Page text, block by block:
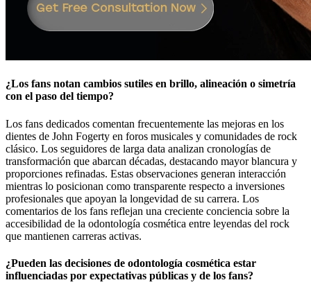
¿Los fans notan cambios sutiles en brillo, alineación o simetría
con el paso del tiempo?
Los fans dedicados comentan frecuentemente las mejoras en los
dientes de John Fogerty en foros musicales y comunidades de rock
clásico. Los seguidores de larga data analizan cronologías de
transformación que abarcan décadas, destacando mayor blancura y
proporciones refinadas. Estas observaciones generan interacción
mientras lo posicionan como transparente respecto a inversiones
profesionales que apoyan la longevidad de su carrera. Los
comentarios de los fans reflejan una creciente conciencia sobre la
accesibilidad de la odontología cosmética entre leyendas del rock
que mantienen carreras activas.
¿Pueden las decisiones de odontología cosmética estar
influenciadas por expectativas públicas y de los fans?